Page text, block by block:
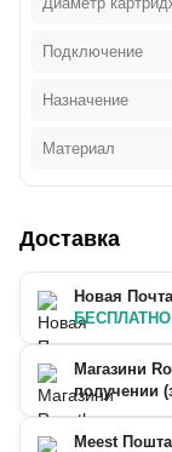
Подключение
Назначение
Материал
Доставка
Новая Почта
БЕСПЛАТНО
Магазини
получении
Meest Пошта